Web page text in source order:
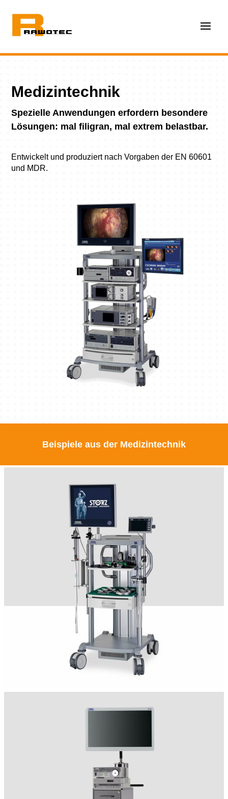
Medizintechnik
Spezielle Anwendungen erfordern besondere
Lösungen: mal filigran, mal extrem belastbar.
Entwickelt und produziert nach Vorgaben der EN 60601
und MDR.
Beispiele aus der Medizintechnik